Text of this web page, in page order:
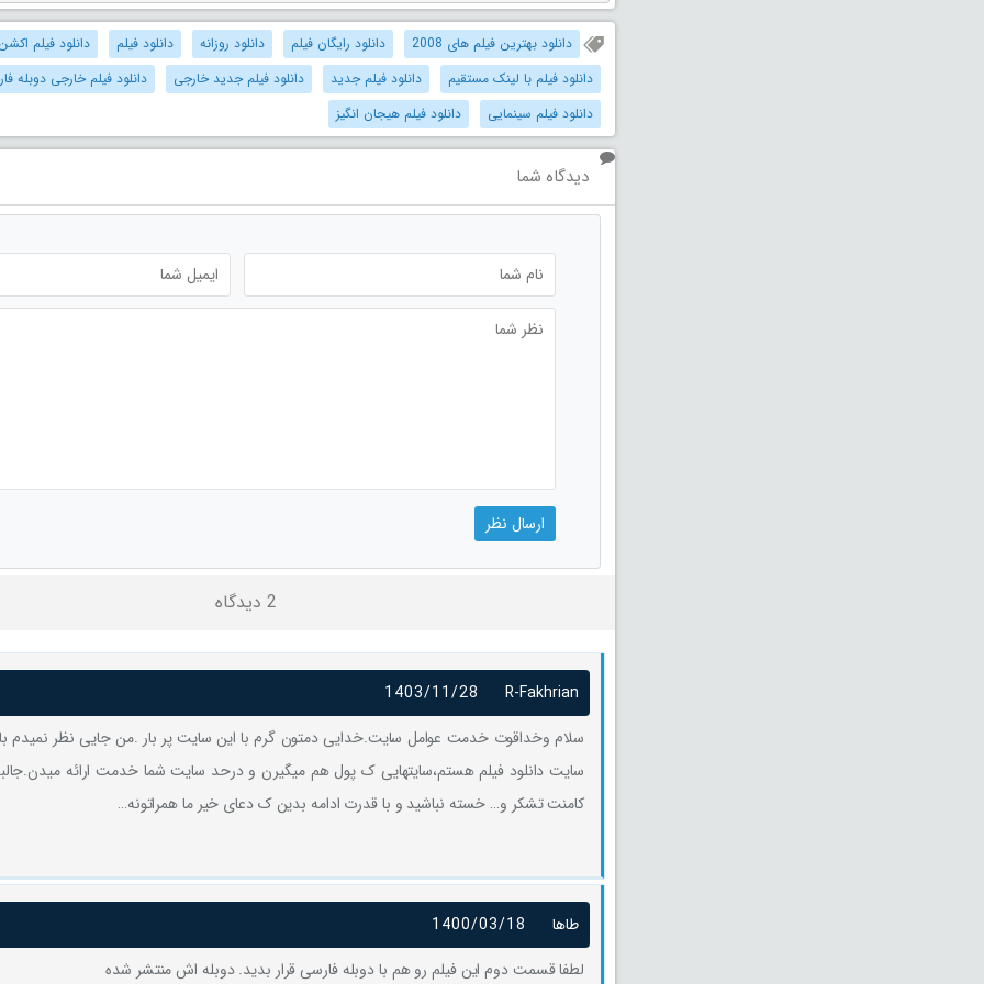
دانلود بهترین فیلم های 2008 دانلود رایگان فیلم دانلود روزانه دانلود فیلم
دانلود فیلم
دانلود فیلم با لینک مستقیم
دانلود فیلم جدید دانلود فیلم جدید خارجی
دانلود فیلم خارجی دوبله
دانلود فیلم سینمایی
دانلود فیلم هیجان انگیز
دیدگاه شما
2 دیدگاه
R-Fakhrian
1403/11/28
سلام وخداقوت خدمت عوامل سایت.خدایی دمتون گرم با این سایت پر بار .من جایی نظر نمیدم با
سایت دانلود فیلم هستم،سایتهایی ک پول هم میگیرن و درحد سایت شما خدمت ارائه
کامنت تشکر و… خسته نباشید و با قدرت ادامه بدین ک دعای خیر ما همراتونه…
طاها
1400/03/18
لطفا قسمت دوم این فیلم رو هم با دوبله فارسی قرار بدید. دوبله اش منتشر شده